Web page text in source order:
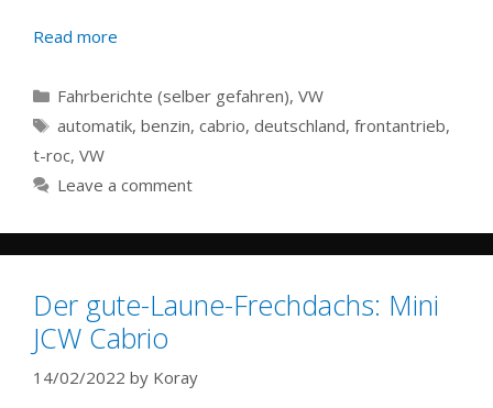
Read more
Categories
Fahrberichte (selber gefahren), VW
Tags
automatik, benzin, cabrio, deutschland, frontantrieb,
t-roc, VW
Leave a comment
Der gute-Laune-Frechdachs: Mini
JCW Cabrio
14/02/2022 by Koray